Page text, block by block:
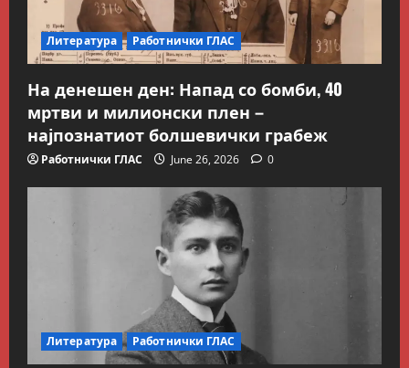
Литература Работнички ГЛАС
На денешен ден: Напад со бомби, 40
мртви и милионски плен –
најпознатиот болшевички грабеж
Работнички ГЛАС June 26, 2026 0
Литература Работнички ГЛАС
2
Блог
July 26, 2026 0
Вести Македонија
трае геноцидот во Газа,
вазалот Муцунски слави
„одлична соработка“ со
Гидеон Саар
July 18, 2026
4
Македонска Работничка Историја
Работнички ГЛАС
Говорот на Панко Брашнаров
на отварање на АСНОМ
July 13, 2026 0